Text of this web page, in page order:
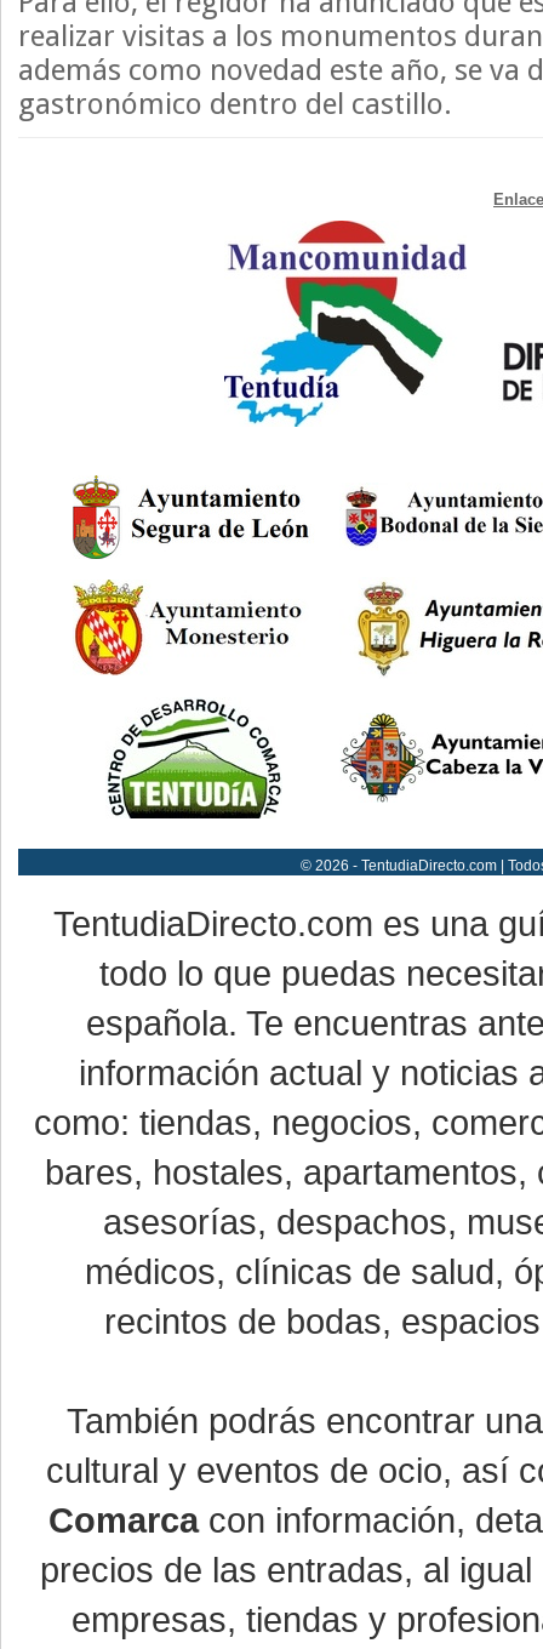
realizar visitas a los monumentos
además como novedad este año, se va
gastronómico dentro del castillo.
© 2026 - TentudiaDirecto.com |
TentudiaDirecto.com es una
todo lo que puedas
española. Te encuentras
información actual y noticias
como: tiendas, negocios,
bares, hostales,
asesorías, despachos,
médicos, clínicas de salud,
recintos de bodas,
También podrás encontrar
cultural y eventos de ocio, así
Comarcacon información,
precios de las entradas, al
empresas, tiendas y